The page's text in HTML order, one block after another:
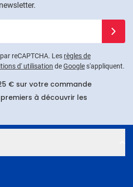
reCAPTCHA. Les règles de
d' utilisation deGoogles'appliquent.
€ sur votre commande
à découvrir les